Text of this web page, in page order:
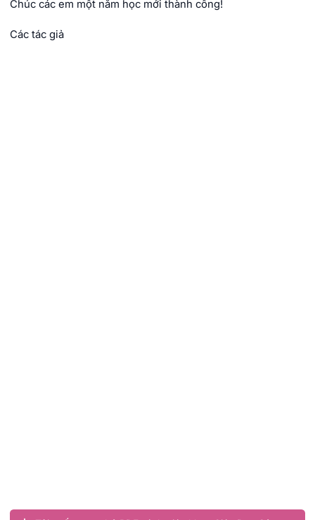
Chúc các em một năm học mới thành công!
Các tác giả